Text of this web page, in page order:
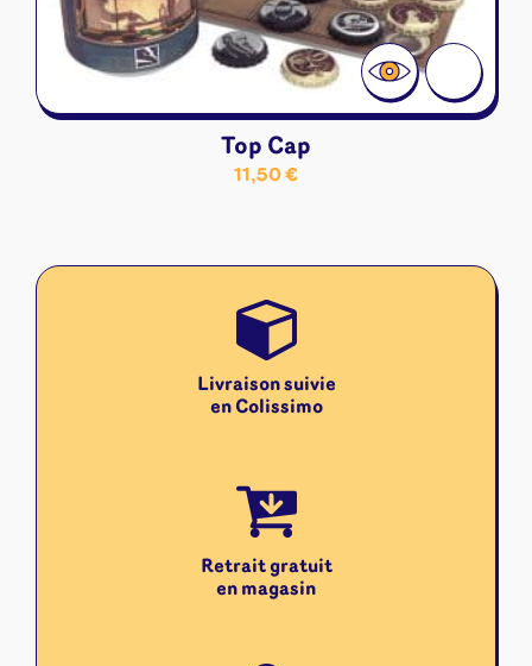
Top Cap
11,50€
Livraison suivie
en Colissimo
Retrait gratuit
en magasin